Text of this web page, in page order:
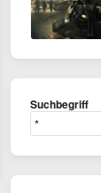
Suchbegriff